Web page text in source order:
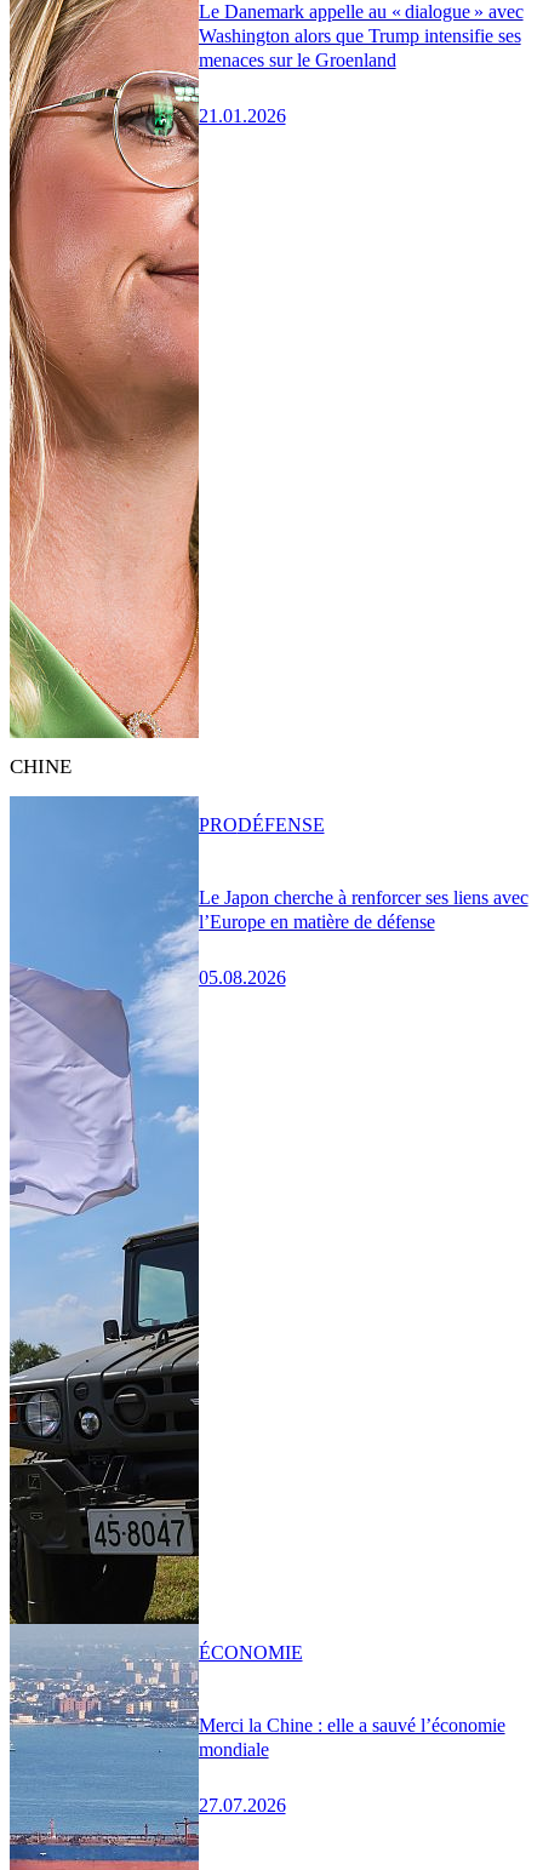
Le Danemark appelle au « dialogue » avec
Washington alors que Trump intensifie ses
menaces sur le Groenland
21.01.2026
CHINE
Le Japon cherche à renforcer ses liens avec
l’Europe en matière de défense
05.08.2026
PRODÉFENSE
Merci la Chine : elle a sauvé l’économie
mondiale
27.07.2026
ÉCONOMIE